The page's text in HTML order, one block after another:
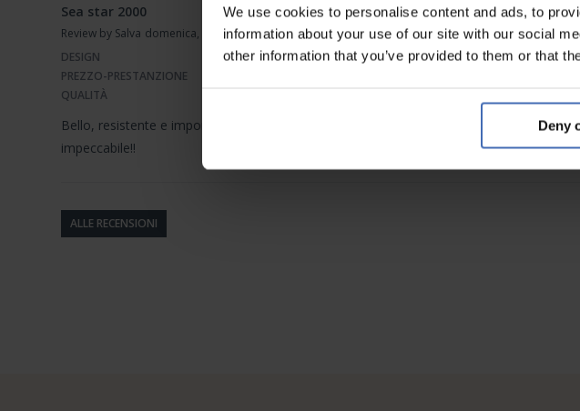
We use cookies to personalise content and ads, to
information about your use of our site with our social
other information that you’ve provided to them or that
Deny
Sea star 2000
Review by Salva domenica, 5 febbraio 2023
DESIGN
PREZZO-PRESTANZIONE
QUALITÀ
Bello, resistente e imponente,sul braccio fa scena sia quando pratico stand up
impeccabile!!
ALLE RECENSIONI